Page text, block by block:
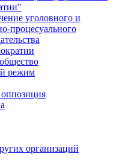
уголовного и
процесуального
режим
организаций